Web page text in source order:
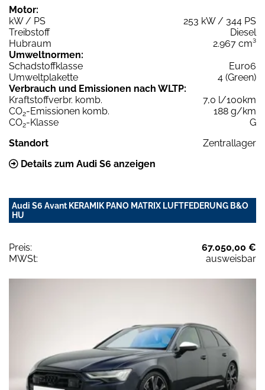
Motor:
kW / PS
253 kW / 344 PS
Treibstoff
Diesel
Hubraum
2.967 cm³
Umweltnormen:
Schadstoffklasse
Euro6
Umweltplakette
4 (Green)
Verbrauch und Emissionen nach WLTP:
Kraftstoffverbr. komb.
7,0 l/100km
CO2-Emissionen komb.
188 g/km
CO2-Klasse
G
Standort
Zentrallager
Details zum Audi S6 anzeigen
Audi S6 Avant KERAMIK PANO MATRIX LUFTFEDERUNG B&O
HU
Preis:
67.050,00 €
MWSt:
ausweisbar